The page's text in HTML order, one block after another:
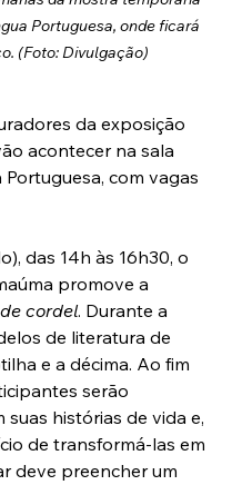
Portuguesa, onde ficará
(Foto: Divulgação)
da exposição
acontecer na sala
com vagas
das 14h às 16h30, o
promove a
cordel. Durante a
de literatura de
e a décima. Ao fim
serão
histórias de vida e,
de transformá-las em
deve preencher um